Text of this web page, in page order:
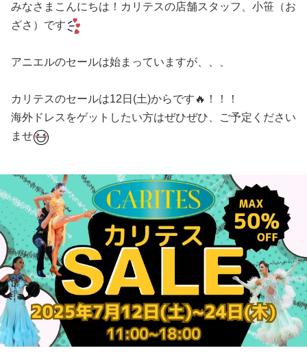
みなさまこんにちは！カリテスの店舗スタッフ、小笹（お
ざさ）です
アニエルのセールは始まっていますが、、、
カリテスのセールは12日(土)からです🔥！！！
海外ドレスをゲットしたい方はぜひぜひ、ご予定ください
ませ